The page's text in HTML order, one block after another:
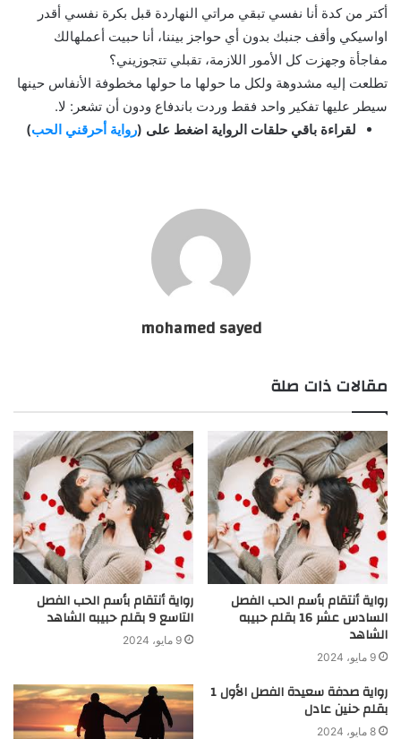
أكتر من كدة أنا نفسي تبقي مراتي النهاردة قبل بكرة نفسي أقدر
اواسيكي وأقف جنبك بدون أي حواجز بيننا، أنا حبيت أعملهالك
مفاجأة وجهزت كل الأمور اللازمة، تقبلي تتجوزيني؟
تطلعت إليه مشدوهة ولكل ما حولها ما حولها مخطوفة الأنفاس حينها
سيطر عليها تفكير واحد فقط وردت باندفاع ودون أن تشعر: لا.
لقراءة باقي حلقات الرواية اضغط على (رواية أحرقني الحب)
mohamed sayed
مقالات ذات صلة
رواية أنتقام بأسم الحب الفصل
السادس عشر 16 بقلم حبيبه
الشاهد
9 مايو، 2024
رواية أنتقام بأسم الحب الفصل
التاسع 9 بقلم حبيبه الشاهد
9 مايو، 2024
رواية صدفة سعيدة الفصل الأول 1
بقلم حنين عادل
8 مايو، 2024